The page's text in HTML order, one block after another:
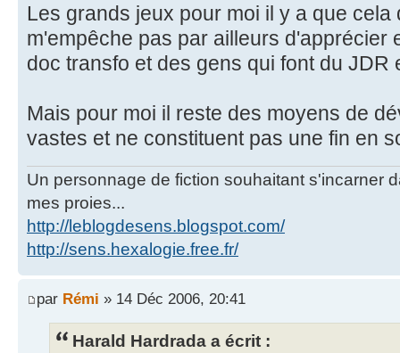
Les grands jeux pour moi il y a que cela
m'empêche pas par ailleurs d'apprécier
doc transfo et des gens qui font du JDR
Mais pour moi il reste des moyens de
vastes et ne constituent pas une fin en
Un personnage de fiction souhaitant s'incarner
mes proies...
http://leblogdesens.blogspot.com/
http://sens.hexalogie.free.fr/
par Rémi » 14 Déc 2006, 20:41
Harald Hardrada a écrit :